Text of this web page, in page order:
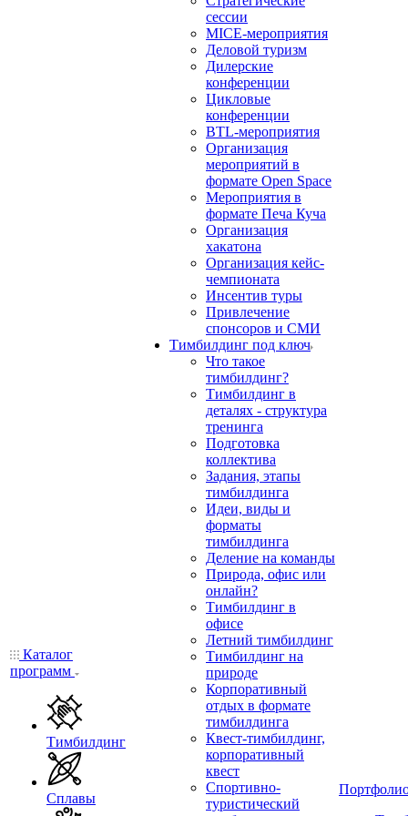
Каталог
программ
Тимбилдинг
Сплавы
сессии
MICE-мероприятия
Деловой туризм
Дилерские
конференции
Цикловые
конференции
BTL-мероприятия
Организация
мероприятий в
формате Open Space
Мероприятия в
формате Печа Куча
Организация
хакатона
Организация кейс-
чемпионата
Инсентив туры
Привлечение
спонсоров и СМИ
Тимбилдинг под ключ
Что такое
тимбилдинг?
Тимбилдинг в
деталях - структура
тренинга
Подготовка
коллектива
Задания, этапы
тимбилдинга
Идеи, виды и
форматы
тимбилдинга
Деление на команды
Природа, офис или
онлайн?
Тимбилдинг в
офисе
Летний тимбилдинг
Тимбилдинг на
природе
Корпоративный
отдых в формате
тимбилдинга
Квест-тимбилдинг,
корпоративный
квест
Спортивно-
туристический